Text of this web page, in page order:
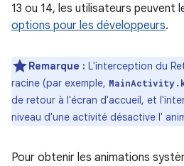
13 ou 14, les utilisateurs peuvent
options pour les développeurs.
Remarque : L'interception du
racine (par exemple,
de retour à l'écran d'accueil, et
niveau d'une activité désactive l'
Pour obtenir les animations